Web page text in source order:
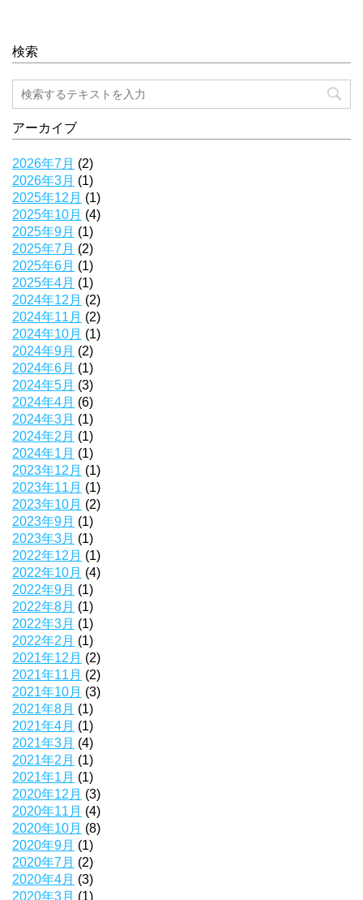
検索
アーカイブ
2026年7月 (2)
2026年3月 (1)
2025年12月 (1)
2025年10月 (4)
2025年9月 (1)
2025年7月 (2)
2025年6月 (1)
2025年4月 (1)
2024年12月 (2)
2024年11月 (2)
2024年10月 (1)
2024年9月 (2)
2024年6月 (1)
2024年5月 (3)
2024年4月 (6)
2024年3月 (1)
2024年2月 (1)
2024年1月 (1)
2023年12月 (1)
2023年11月 (1)
2023年10月 (2)
2023年9月 (1)
2023年3月 (1)
2022年12月 (1)
2022年10月 (4)
2022年9月 (1)
2022年8月 (1)
2022年3月 (1)
2022年2月 (1)
2021年12月 (2)
2021年11月 (2)
2021年10月 (3)
2021年8月 (1)
2021年4月 (1)
2021年3月 (4)
2021年2月 (1)
2021年1月 (1)
2020年12月 (3)
2020年11月 (4)
2020年10月 (8)
2020年9月 (1)
2020年7月 (2)
2020年4月 (3)
2020年3月 (1)